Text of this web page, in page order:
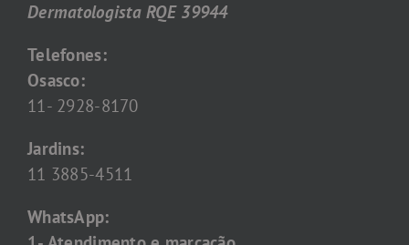
Dermatologista RQE 39944
Telefones:
Osasco:
11- 2928-8170
Jardins:
11 3885-4511
WhatsApp: